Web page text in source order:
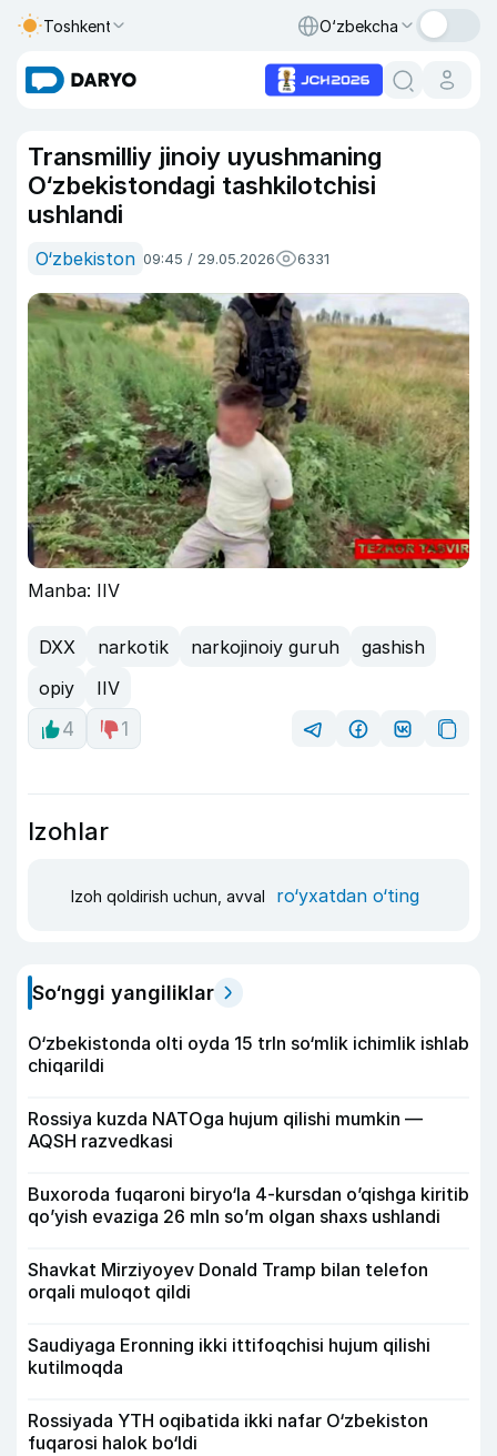
Toshkent O‘zbekcha
Transmilliy jinoiy uyushmaning
O‘zbekistondagi tashkilotchisi
ushlandi
O‘zbekiston 09:45 / 29.05.2026 6331
Manba: IIV
DXX narkotik narkojinoiy guruh
gashish
opiy
IIV
4
1
Izohlar
Izoh qoldirish uchun, avval ro‘yxatdan o‘ting
So‘nggi yangiliklar
O‘zbekistonda olti oyda 15 trln so‘mlik ichimlik ishlab
chiqarildi
Rossiya kuzda NATOga hujum qilishi mumkin —
AQSH razvedkasi
Buxoroda fuqaroni biryo‘la 4-kursdan o’qishga kiritib
qo’yish evaziga 26 mln so’m olgan shaxs ushlandi
Shavkat Mirziyoyev Donald Tramp bilan telefon
orqali muloqot qildi
Saudiyaga Eronning ikki ittifoqchisi hujum qilishi
kutilmoqda
Rossiyada YTH oqibatida ikki nafar O‘zbekiston
fuqarosi halok bo‘ldi